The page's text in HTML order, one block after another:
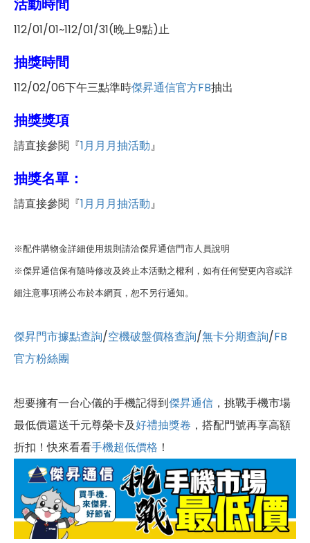
活動時間
112/01/01~112/01/31(晚上9點)止
抽獎時間
112/02/06下午三點準時傑昇通信官方FB抽出
抽獎獎項
請直接參閱『1月月月抽活動』
抽獎名單：
請直接參閱『1月月月抽活動』
※配件購物金詳細使用規則請洽傑昇通信門市人員說明
※傑昇通信保有隨時修改及終止本活動之權利，如有任何變更內容或詳
細注意事項將公布於本網頁，恕不另行通知。
傑昇門市據點查詢/空機破盤價格查詢/無卡分期查詢/FB
官方粉絲團
想要擁有一台心儀的手機記得到傑昇通信 ，挑戰手機市場
最低價還送千元尊榮卡及好禮抽獎卷 ，搭配門號再享高額
折扣！快來看看手機超低價格 ！